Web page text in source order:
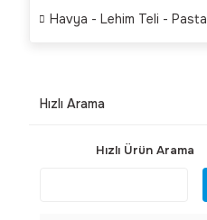
Havya - Lehim Teli - Pasta
Hızlı Arama
Hızlı Ürün Arama